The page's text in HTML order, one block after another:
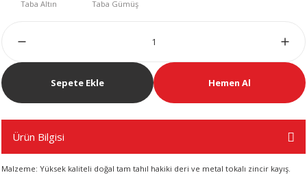
Sepete Ekle Hemen Al
Ürün Bilgisi
Malzeme: Yüksek kaliteli doğal tam tahıl hakiki deri ve metal tokalı zincir kayış.